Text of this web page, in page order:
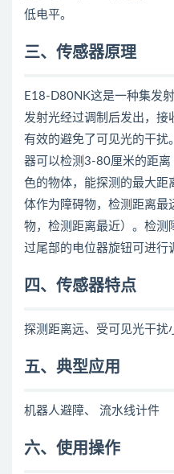
低电平。
三、传感器原理
E18-D80NK这是一种集发
发射光经过调制后发出，接
有效的避免了可见光的干扰
器可以检测3-80厘米的距
色的物体，能探测的最大距
体作为障碍物，检测距离最
物，检测距离最近）。检测
过尾部的电位器旋钮可进行
四、传感器特点
探测距离远、受可见光干扰
五、典型应用
机器人避障、 流水线计件
六、使用操作